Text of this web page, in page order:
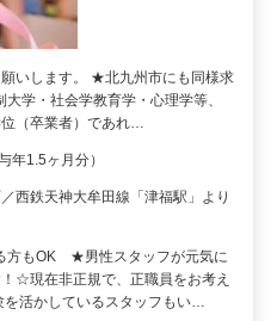
いします。 ★北九州市にも同様求
学・社会学教育学・心理学等、
（卒業者）であれ…
年1.5ヶ月分）
西鉄天神大牟田線「津福駅」より
方もOK ★男性スタッフが元気に
☆現在非正規で、正職員をお考え
活かしているスタッフもい…